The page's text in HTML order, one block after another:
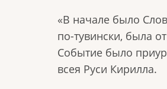
«В начале было
по-тувински, была
Событие было
всея Руси Кирилла.